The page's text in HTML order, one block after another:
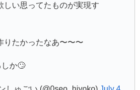
しい思ってたものが実現す
りたかったなあ〜〜〜
しか🙄